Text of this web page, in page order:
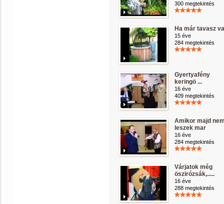
300 megtekintés
Ha már tavasz
15 éve
284 megtekintés
Gyertyafény
keringö ...
16 éve
409 megtekintés
Amikor majd
leszek mar
16 éve
284 megtekintés
Várjatok még
öszirózsák,.....
16 éve
288 megtekintés